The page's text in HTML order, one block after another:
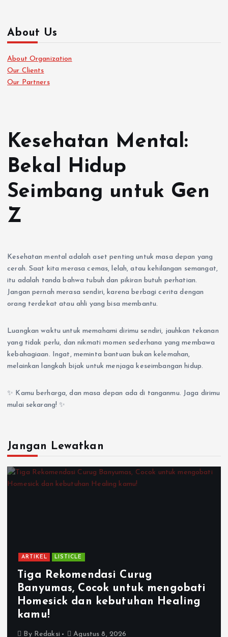
About Us
About Organization
Our Clients
Our Partners
Kesehatan Mental:
Bekal Hidup
Seimbang untuk Gen
Z
Kesehatan mental adalah aset penting untuk masa depan yang
cerah. Saat kita merasa cemas, lelah, atau kehilangan semangat,
itu adalah tanda bahwa tubuh dan pikiran butuh perhatian.
Jangan pernah merasa sendiri, karena berbagi cerita dengan
orang terdekat atau ahli yang bisa membantu.
Luangkan waktu untuk memahami dirimu sendiri, jauhkan tekanan
yang tidak perlu, dan nikmati momen sederhana yang membawa
kebahagiaan. Ingat, meminta bantuan bukan kelemahan,
melainkan langkah bijak untuk menjaga keseimbangan hidup.
✨ Kamu berharga, dan masa depan ada di tanganmu. Jaga dirimu
mulai sekarang! ✨
Jangan Lewatkan
ARTIKEL LISTICLE
Tiga Rekomendasi Curug
Banyumas, Cocok untuk mengobati
Homesick dan kebutuhan Healing
kamu!
By Redaksi Agustus 8, 2026